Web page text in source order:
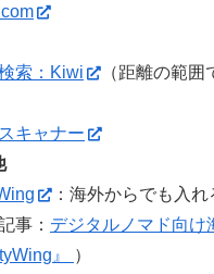
索：Kiwi
（距離の範
キャナー
：海外からでも入
事： デジタルノマド向け
』
）